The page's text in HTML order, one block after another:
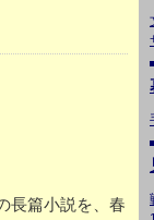
長篇小説を、春